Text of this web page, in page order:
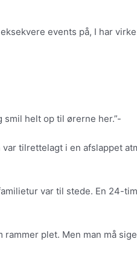
events på, I har
helt op til ørerne her.”-
tilrettelagt i en afslappet
var til stede. En 24-
plet. Men man må